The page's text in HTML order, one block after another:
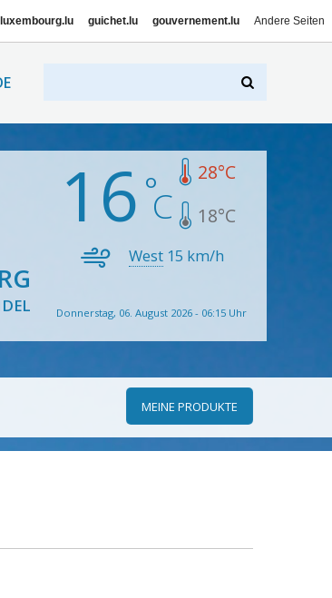
luxembourg.lu guichet.lu gouvernement.lu Andere Seiten
16 28°C
18°C
West 15 km/h
Donnerstag, 06. August 2026 - 06:15 Uhr
MEINE PRODUKTE